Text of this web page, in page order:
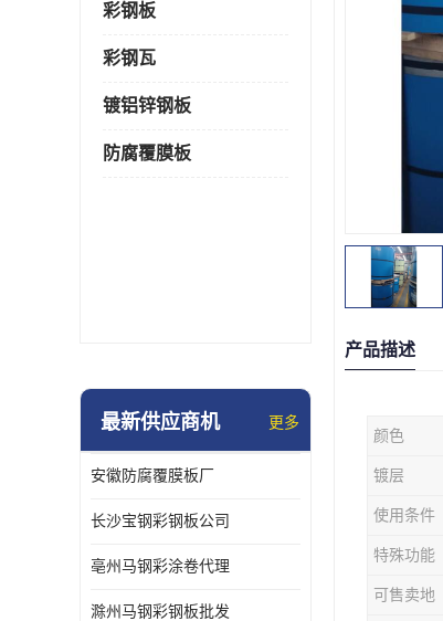
彩钢板
彩钢瓦
镀铝锌钢板
防腐覆膜板
最新供应商机 更多
安徽防腐覆膜板厂
长沙宝钢彩钢板公司
亳州马钢彩涂卷代理
滁州马钢彩钢板批发
产品描述
颜色
镀层
使用条件
特殊功能
可售卖地